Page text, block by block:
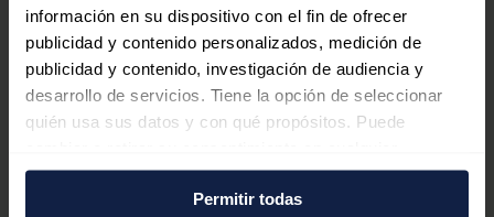
información en su dispositivo con el fin de ofrecer
publicidad y contenido personalizados, medición de
publicidad y contenido, investigación de audiencia y
desarrollo de servicios. Tiene la opción de seleccionar
quién usa sus datos y con qué propósitos. Puede
momento desde la Declaración de cookies o clicando en
el Menú de consentimiento.Permitir todas
El impulso de estrategias de economía circular para dar
nueva vida a los residuos, así como una más decidida
lucha contra los plásticos de un solo uso sometidos a
una nueva fiscalidad, junto con la protección de la
de los ejes ambientales del Miteco para el nuevo curso.